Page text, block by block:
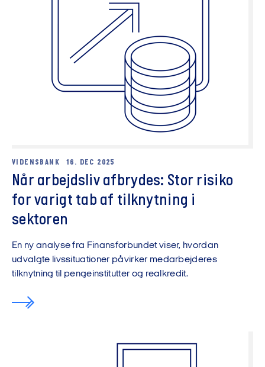
VIDENSBANK 16. DEC 2025
Når arbejdsliv afbrydes: Stor risiko
for varigt tab af tilknytning i
sektoren
En ny analyse fra Finansforbundet viser, hvordan
udvalgte livssituationer påvirker medarbejderes
tilknytning til pengeinstitutter og realkredit.